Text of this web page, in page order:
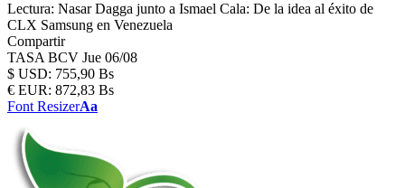
Lectura: Nasar Dagga junto a Ismael Cala: De la idea al éxito de
CLX Samsung en Venezuela
Compartir
TASA BCV Jue 06/08
$ USD: 755,90 Bs
€ EUR: 872,83 Bs
Font ResizerAa